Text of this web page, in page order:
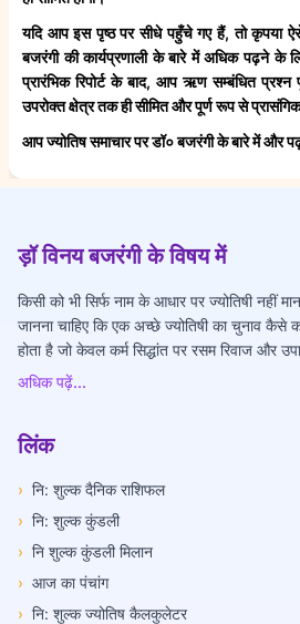
यदि आप इस पृष्ठ पर सीधे पहुँचे गए हैं, तो कृपया
बजरंगी की कार्यप्रणाली के बारे में अधिक पढ़ने के
प्रारंभिक रिपोर्ट के बाद, आप ऋण सम्बंधित
उपरोक्त क्षेत्र तक ही सीमित और पूर्ण रूप से प्रासंगिक
आप ज्योतिष समाचार पर डॉ० बजरंगी के बारे में और
ड़ॉ विनय बजरंगी के विषय में
किसी को भी सिर्फ नाम के आधार पर ज्योतिषी नहीं
जानना चाहिए कि एक अच्छे ज्योतिषी का चुनाव कैसे
होता है जो केवल कर्म सिद्धांत पर रसम रिवाज और
अधिक पढ़ें...
लिंक
› नि: शुल्क दैनिक राशिफल
› नि: शुल्क कुंडली
› नि शुल्क कुंडली मिलान
› आज का पंचांग
› नि: शुल्क ज्योतिष कैलकुलेटर